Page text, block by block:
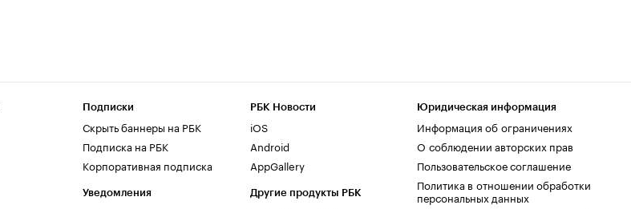
Подписки
Скрыть баннеры на РБК
Подписка на РБК
Корпоративная подписка
Уведомления
РБК Новости
iOS
Android
AppGallery
Другие продукты РБК
Юридическая информация
Информация об ограничениях
О соблюдении авторских прав
Пользовательское соглашение
Политика в отношении обработки
персональных данных